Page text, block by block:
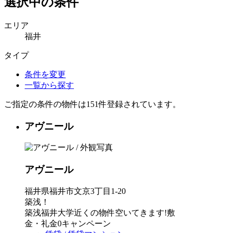
エリア
福井
タイプ
条件を変更
一覧から探す
ご指定の条件の物件は151件登録されています。
アヴニール
アヴニール
福井県福井市文京3丁目1-20
築浅！
築浅福井大学近くの物件空いてきます!敷
金・礼金0キャンペーン